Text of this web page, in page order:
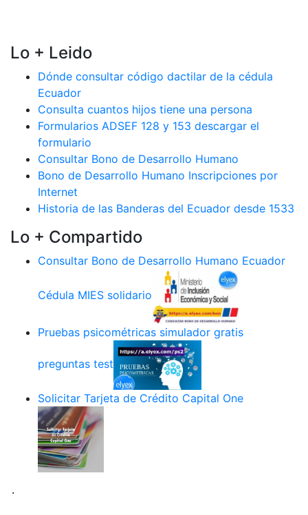
Lo + Leido
Dónde consultar código dactilar de la cédula
Ecuador
Consulta cuantos hijos tiene una persona
Formularios ADSEF 128 y 153 descargar el
formulario
Consultar Bono de Desarrollo Humano
Bono de Desarrollo Humano Inscripciones por
Internet
Historia de las Banderas del Ecuador desde 1533
Lo + Compartido
Consultar Bono de Desarrollo Humano Ecuador
Cédula MIES solidario
Pruebas psicométricas simulador gratis
preguntas test
Solicitar Tarjeta de Crédito Capital One
.